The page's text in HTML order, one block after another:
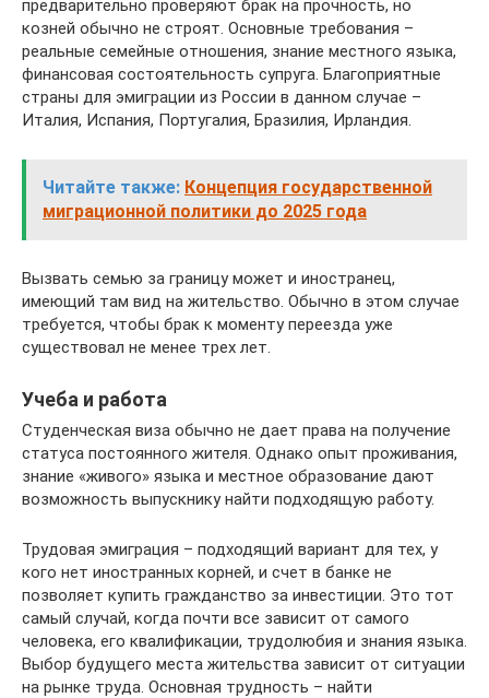
предварительно проверяют брак на прочность, но
козней обычно не строят. Основные требования –
реальные семейные отношения, знание местного языка,
финансовая состоятельность супруга. Благоприятные
страны для эмиграции из России в данном случае –
Италия, Испания, Португалия, Бразилия, Ирландия.
Читайте также: Концепция государственной
миграционной политики до 2025 года
Вызвать семью за границу может и иностранец,
имеющий там вид на жительство. Обычно в этом случае
требуется, чтобы брак к моменту переезда уже
существовал не менее трех лет.
Учеба и работа
Студенческая виза обычно не дает права на получение
статуса постоянного жителя. Однако опыт проживания,
знание «живого» языка и местное образование дают
возможность выпускнику найти подходящую работу.
Трудовая эмиграция – подходящий вариант для тех, у
кого нет иностранных корней, и счет в банке не
позволяет купить гражданство за инвестиции. Это тот
самый случай, когда почти все зависит от самого
человека, его квалификации, трудолюбия и знания языка.
Выбор будущего места жительства зависит от ситуации
на рынке труда. Основная трудность – найти